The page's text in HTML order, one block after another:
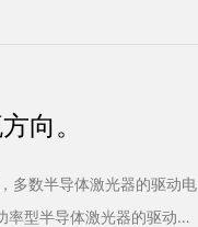
向。
多数半导体激光器的驱动电
型半导体激光器的驱动电